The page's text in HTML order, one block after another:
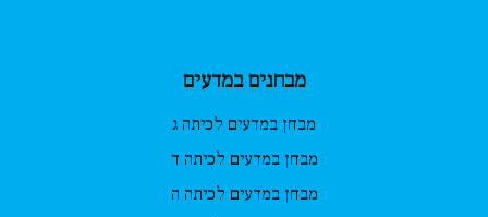
מבחנים במדעים
מבחן במדעים לכיתה ג
מבחן במדעים לכיתה ד
מבחן במדעים לכיתה ה